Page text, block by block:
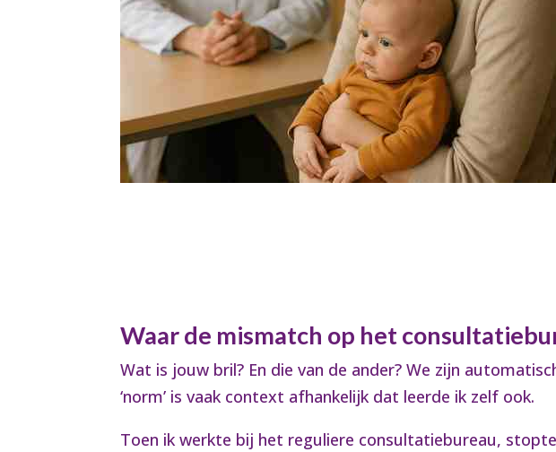
Waar de mismatch op het
Wat is jouw bril? En die van de ander? We zijn
‘norm’ is vaak context afhankelijk dat leerde ik zelf ook.
Toen ik werkte bij het reguliere consultatiebureau,